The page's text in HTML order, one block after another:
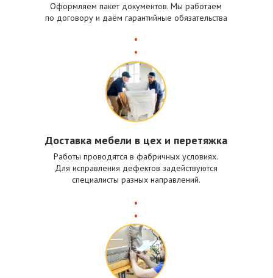
Оформляем пакет документов. Мы работаем
по договору и даём гарантийные обязательства
Доставка мебели в цех и перетяжка
Работы проводятся в фабричных условиях.
Для исправления дефектов задействуются
специалисты разных направлений.